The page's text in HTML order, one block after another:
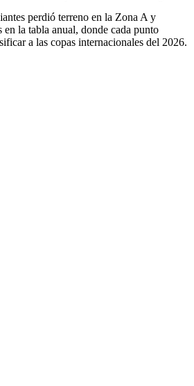
perdió terreno en la Zona A y
en la tabla anual, donde cada punto
a las copas internacionales del 2026.